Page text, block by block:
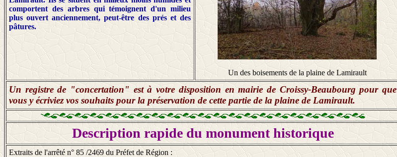
comportent des arbres qui témoignent d'un milieu
plus ouvert anciennement, peut-être des prés et des
pâtures.
Un des boisements de la plaine de Lamirault
Un registre de "concertation" est à votre disposition en mairie de Croissy-Beaubourg pour que
vous y écriviez vos souhaits pour la préservation de cette partie de la plaine de Lamirault.
Description rapide du monument historique
Extraits de l'arrêté n° 85 /2469 du Préfet de Région :